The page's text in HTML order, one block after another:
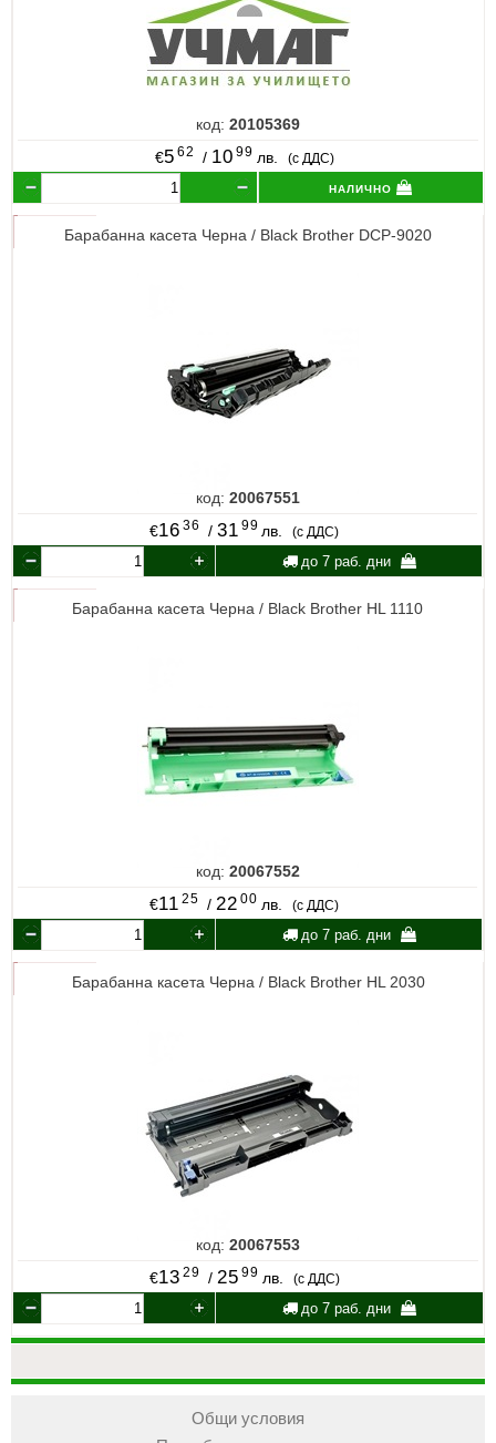
код: 20105369
€5 62 / 10 99 лв. (с ДДС)
налично
Барабанна касета Черна / Black Brother DCP-9020
код: 20067551
€16 36 / 31 99 лв. (с ДДС)
до 7 раб. дни
Барабанна касета Черна / Black Brother HL 1110
код: 20067552
€11 25 / 22 00 лв. (с ДДС)
до 7 раб. дни
Барабанна касета Черна / Black Brother HL 2030
код: 20067553
€13 29 / 25 99 лв. (с ДДС)
до 7 раб. дни
Общи условия